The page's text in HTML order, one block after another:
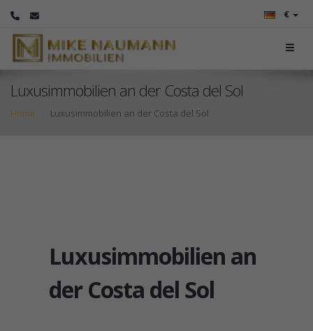
€
Luxusimmobilien an der Costa del Sol
Home Luxusimmobilien an der Costa del Sol
Luxusimmobilien an
der Costa del Sol